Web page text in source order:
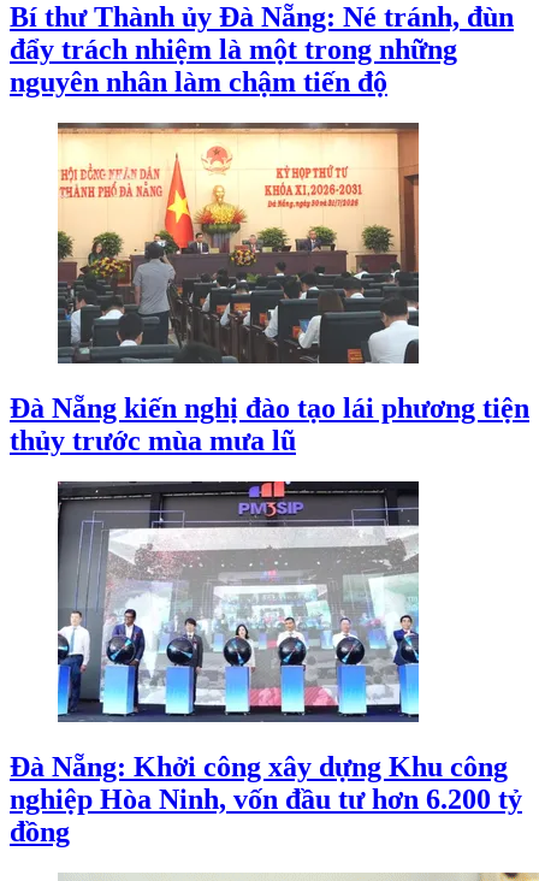
Bí thư Thành ủy Đà Nẵng: Né tránh, đùn
đẩy trách nhiệm là một trong những
nguyên nhân làm chậm tiến độ
Đà Nẵng kiến nghị đào tạo lái phương tiện
thủy trước mùa mưa lũ
Đà Nẵng: Khởi công xây dựng Khu công
nghiệp Hòa Ninh, vốn đầu tư hơn 6.200 tỷ
đồng